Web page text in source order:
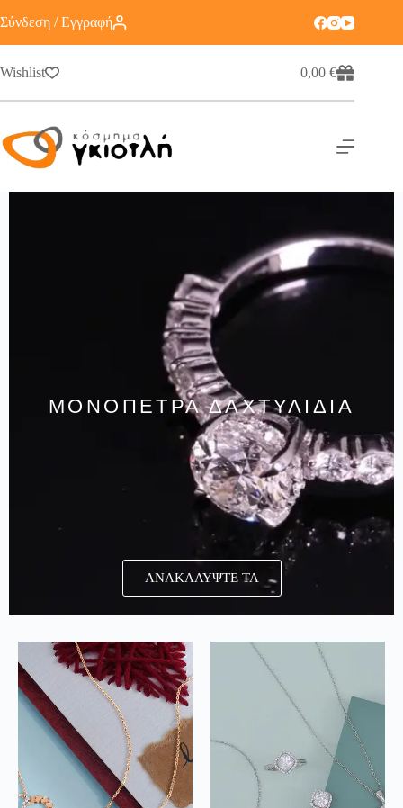
Σύνδεση / Εγγραφή
Wishlist 0,00€
ΜΟΝΟΠΕΤΡΑ ΔΑΧΤΥΛΙΔΙΑ
ΑΝΑΚΑΛΥΨΤΕ ΤΑ